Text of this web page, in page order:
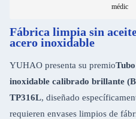
médic
Fábrica limpia sin
acero inoxidable
YUHAO presenta su premio
inoxidable calibrado brillante
TP316L, diseñado
requieren envases limpios de